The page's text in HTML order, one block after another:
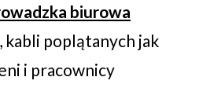
biurowa
kabli poplątanych jak
i pracownicy